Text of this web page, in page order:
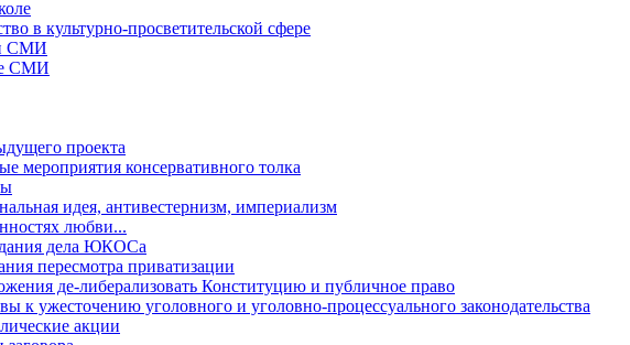
в культурно-просветительской сфере
СМИ
СМИ
проекта
мероприятия консервативного толка
идея, антивестернизм, империализм
любви...
дела ЮКОСа
пересмотра приватизации
де-либерализовать Конституцию и публичное право
к ужесточению уголовного и уголовно-процессуального законодательства
акции